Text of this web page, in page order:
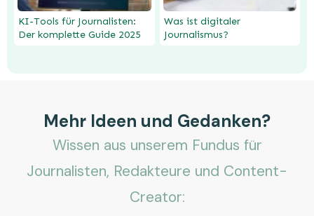
KI-Tools für Journalisten:
Der komplette Guide 2025
Was ist digitaler
Journalismus?
Mehr Ideen und Gedanken?
Wissen aus unserem Fundus für
Journalisten, Redakteure und Content-
Creator: